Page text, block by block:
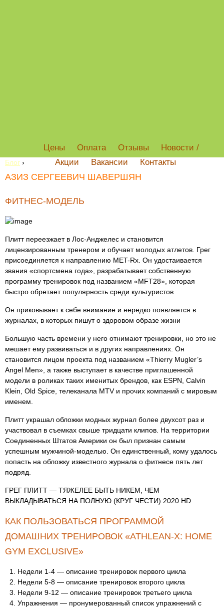
Цены Оплата Отзывы
Новости /
Акции
Вакансии Контакты
Блог ›
АЗИЗ СЕРГЕЕВИЧ ШАВЕРШЯН
ФИТНЕС-МОДЕЛЬ
Плитт переезжает в Лос-Анджелес и становится
лицензированным тренером и обучает молодых атлетов. Грег
присоединяется к направлению MET-Rx. Он удостаивается
звания «спортсмена года», разрабатывает собственную
программу тренировок под названием «MFT28», которая
быстро обретает популярность среди культуристов
Он приковывает к себе внимание и нередко появляется в
журналах, в которых пишут о здоровом образе жизни
Большую часть времени у него отнимают тренировки, но это не
мешает ему развиваться и в других направлениях. Он
становится лицом проекта под названием «Thierry Mugler’s
Angel Men», а также выступает в качестве приглашенной
модели в роликах таких именитых брендов, как ESPN, Calvin
Klein, Old Spice, телеканала MTV и прочих компаний с мировым
именем.
Плитт украшал обложки модных журнал более двухсот раз и
участвовал в съемках свыше тридцати клипов. На территории
Соединенных Штатов Америки он был признан самым
успешным мужчиной-моделью. Он единственный, кому удалось
попасть на обложку известного журнала о фитнесе пять лет
подряд.
ГРЕГ ПЛИТТ — ТЯЖЕЛЕЕ БЫТЬ НИКЕМ, ЧЕМ
ВЫКЛАДЫВАТЬСЯ НА ПОЛНУЮ (КРУГ ЧЕСТИ) 2020 HD
КАК ПОЛЬЗОВАТЬСЯ ПРОГРАММОЙ
ДОМАШНИХ ТРЕНИРОВОК «ATHLEAN-X: HOME
GYM EXCLUSIVE»
Недели 1-4 — описание тренировок первого цикла
Недели 5-8 — описание тренировок второго цикла
Недели 9-12 — описание тренировок третьего цикла
Упражнения — пронумерованный список упражнений с